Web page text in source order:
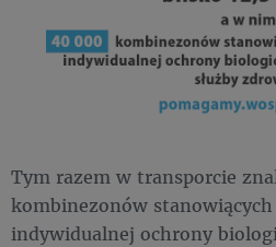
Tym razem w transporcie
kombinezonów
indywidualnej ochrony